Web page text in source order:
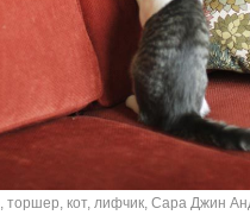
, торшер, кот, лифчик, Сара Джин